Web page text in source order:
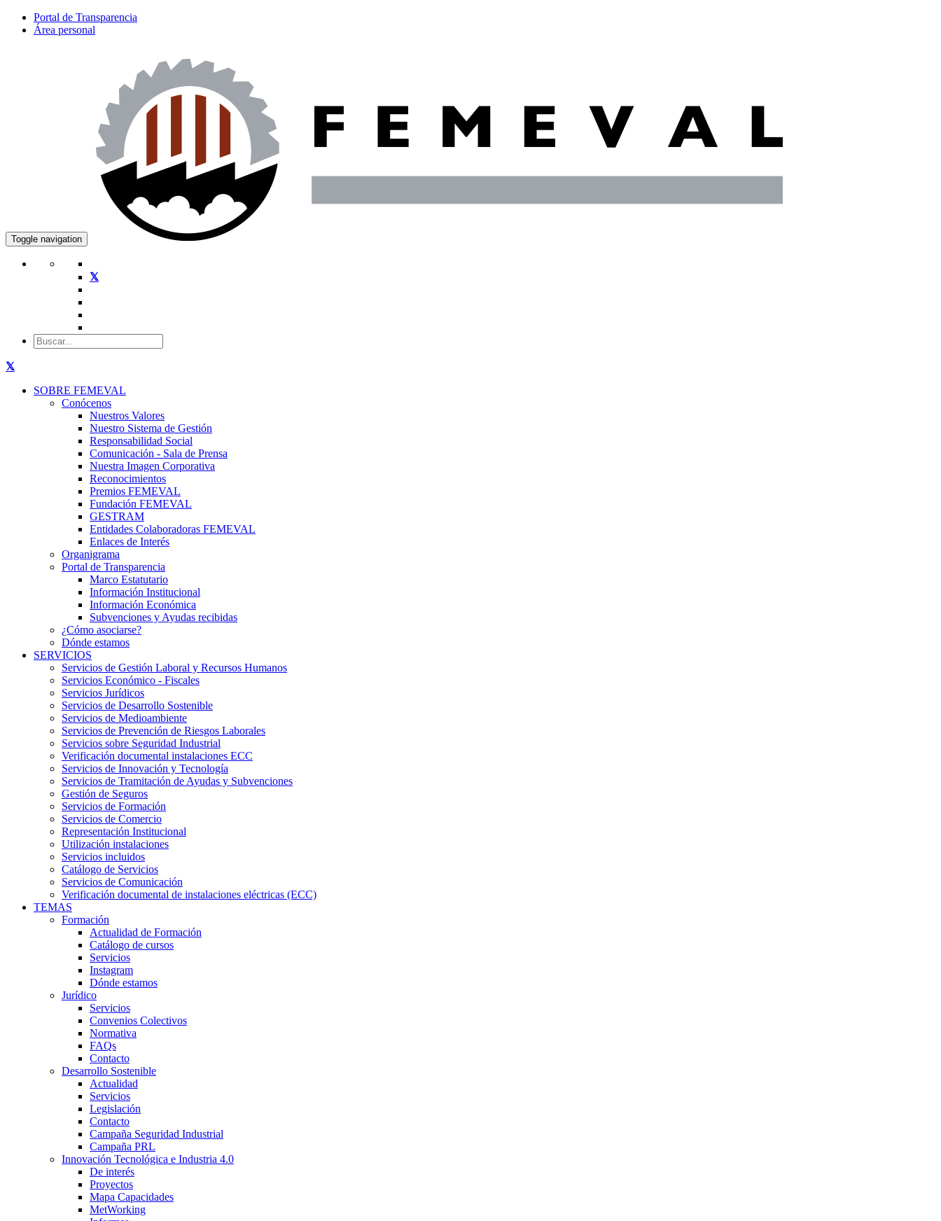
Portal de Transparencia
Área personal
Toggle navigation
SOBRE FEMEVAL
Conócenos
Nuestros Valores
Nuestro Sistema de Gestión
Responsabilidad Social
Comunicación - Sala de Prensa
Nuestra Imagen Corporativa
Reconocimientos
Premios FEMEVAL
Fundación FEMEVAL
GESTRAM
Entidades Colaboradoras FEMEVAL
Enlaces de Interés
Organigrama
Portal de Transparencia
Marco Estatutario
Información Institucional
Información Económica
Subvenciones y Ayudas recibidas
¿Cómo asociarse?
Dónde estamos
SERVICIOS
Servicios de Gestión Laboral y Recursos Humanos
Servicios Económico - Fiscales
Servicios Jurídicos
Servicios de Desarrollo Sostenible
Servicios de Medioambiente
Servicios de Prevención de Riesgos Laborales
Servicios sobre Seguridad Industrial
Verificación documental instalaciones ECC
Servicios de Innovación y Tecnología
Servicios de Tramitación de Ayudas y Subvenciones
Gestión de Seguros
Servicios de Formación
Servicios de Comercio
Representación Institucional
Utilización instalaciones
Servicios incluidos
Catálogo de Servicios
Servicios de Comunicación
Verificación documental de instalaciones eléctricas (ECC)
TEMAS
Formación
Actualidad de Formación
Catálogo de cursos
Servicios
Instagram
Dónde estamos
Jurídico
Servicios
Convenios Colectivos
Normativa
FAQs
Contacto
Desarrollo Sostenible
Actualidad
Servicios
Legislación
Contacto
Campaña Seguridad Industrial
Campaña PRL
Innovación Tecnológica e Industria 4.0
De interés
Proyectos
Mapa Capacidades
MetWorking